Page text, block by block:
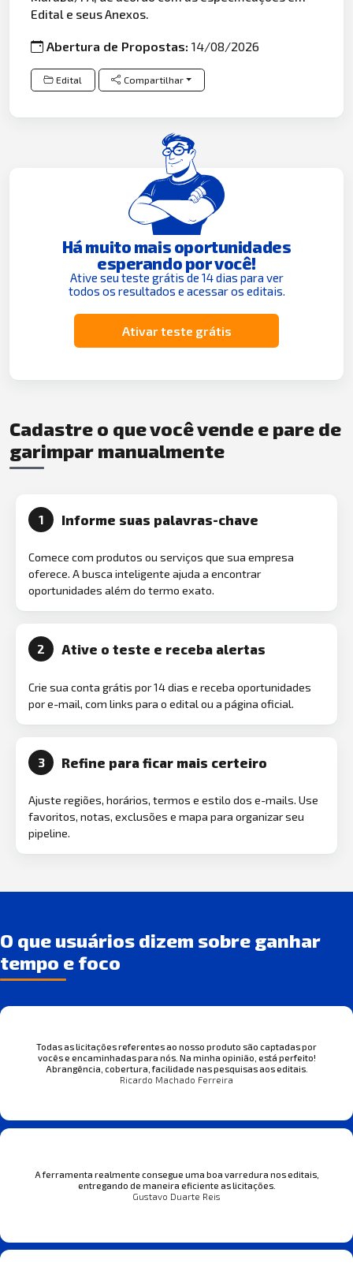
Edital e seus Anexos.
Abertura de Propostas:14/08/2026
Edital Compartilhar
Há muito mais oportunidades
esperando por você!
Ative seu teste grátis de 14 dias para ver
todos os resultados e acessar os editais.
Ativar teste grátis
Cadastre o que você vende e pare de
garimpar manualmente
1 Informe suas palavras-chave
Comece com produtos ou serviços que sua empresa
oferece. A busca inteligente ajuda a encontrar
oportunidades além do termo exato.
2 Ative o teste e receba alertas
Crie sua conta grátis por 14 dias e receba oportunidades
por e-mail, com links para o edital ou a página oficial.
3 Refine para ficar mais certeiro
Ajuste regiões, horários, termos e estilo dos e-mails. Use
favoritos, notas, exclusões e mapa para organizar seu
pipeline.
O que usuários dizem sobre ganhar
tempo e foco
Todas as licitações referentes ao nosso produto são captadas por
vocês e encaminhadas para nós. Na minha opinião, está perfeito!
Abrangência, cobertura, facilidade nas pesquisas aos editais.
Ricardo Machado Ferreira
A ferramenta realmente consegue uma boa varredura nos editais,
entregando de maneira eficiente as licitações.
Gustavo Duarte Reis